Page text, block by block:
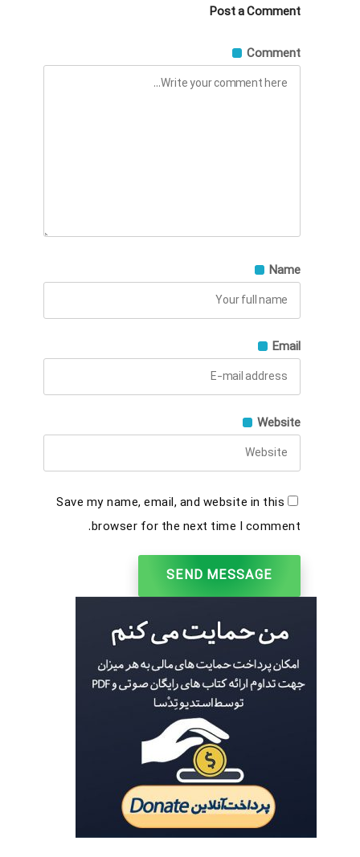
Post a Comment
Comment
Name
Email
Website
Save my name, email, and website in this
browser for the next time I comment.